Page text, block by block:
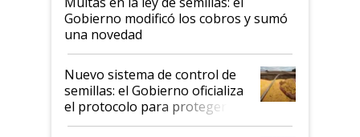
Gobierno modificó los cobros y sumó
una novedad
Nuevo sistema de control de
semillas: el Gobierno oficializa
el protocolo para proteger la
propiedad intelectual